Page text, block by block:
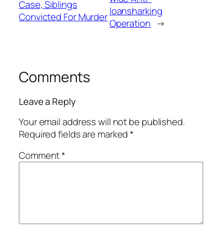
Case, Siblings
Convicted For Murderloansharking
Operation →
Comments
Leave a Reply
Your email address will not be published.
Required fields are marked*
Comment*